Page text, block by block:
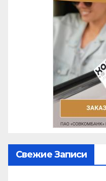
Свежие Записи